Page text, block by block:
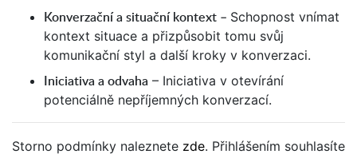
Konverzační a situační kontext – Schopnost vnímat
kontext situace a přizpůsobit tomu svůj
komunikační styl a další kroky v konverzaci.
Iniciativa a odvaha – Iniciativa v otevírání
potenciálně nepříjemných konverzací.
Storno podmínky naleznete zde. Přihlášením souhlasíte